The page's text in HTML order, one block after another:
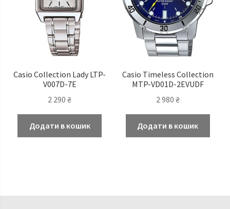
Casio Сollection Lady LTP-
V007D-7E
2 290₴
Додати в кошик
Casio Timeless Сollection
MTP-VD01D-2EVUDF
2 980 ₴
Додати в кошик